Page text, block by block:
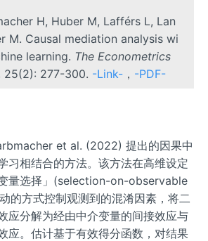
H, Huber M, Lafférs L, Lan
M. Causal mediation analysis wi
learning. The Econometrics
25(2): 277-300. -Link- ， -PDF-
et al. (2022) 提出的因果中
习相结合的方法。该方法在高维设定
量选择」(selection-on-observable
的方式控制观测到的混淆因素，将二
应分解为经由中介变量的间接效应与
应。估计基于有效得分函数，对结果